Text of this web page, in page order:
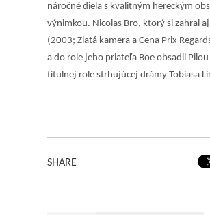
náročné diela s kvalitným hereckým
výnimkou. Nicolas Bro, ktorý si zahral
(2003; Zlatá kamera a Cena Prix
a do role jeho priateľa Boe obsadil
titulnej role strhujúcej drámy Tobiasa
SHARE